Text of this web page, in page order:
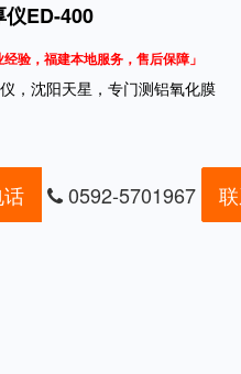
ED-400
经验，福建本地服务，售后保障」
，沈阳天星，专门测铝氧化膜
0592-5701967